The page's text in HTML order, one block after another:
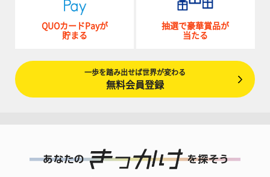
QUOカードPayが
貯まる
抽選で豪華賞品が
当たる
一歩を踏み出せば世界が変わる
無料会員登録